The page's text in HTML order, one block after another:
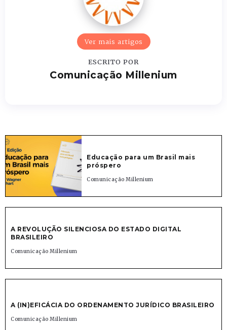
Ver mais artigos
ESCRITO POR
Comunicação Millenium
Educação para um Brasil mais
próspero
Comunicação Millenium
A REVOLUÇÃO SILENCIOSA DO ESTADO DIGITAL
BRASILEIRO
Comunicação Millenium
A (IN)EFICÁCIA DO ORDENAMENTO JURÍDICO BRASILEIRO
Comunicação Millenium